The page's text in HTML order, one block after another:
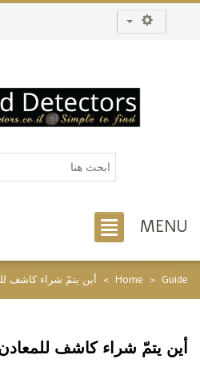
MENU
Home > Guide
> أين يتمّ شراء كاشف
أين يتمّ شراء كاشف للمعادن